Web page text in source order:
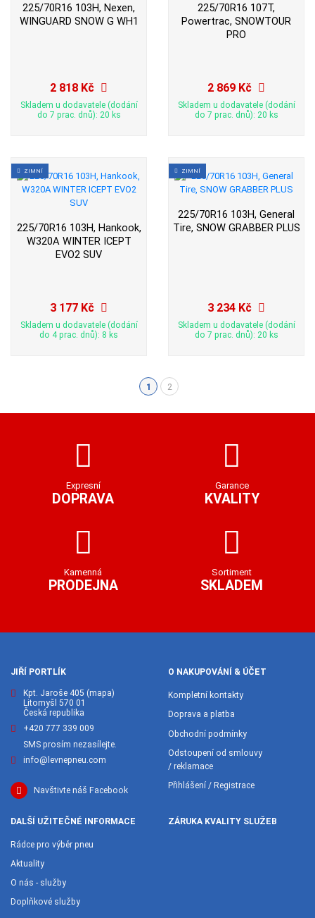
225/70R16 103H, Nexen,
WINGUARD SNOW G WH1
2 818 Kč
Skladem u dodavatele (dodání
do 7 prac. dnů): 20 ks
225/70R16 107T,
Powertrac, SNOWTOUR
PRO
2 869 Kč
Skladem u dodavatele (dodání
do 7 prac. dnů): 20 ks
ZIMNÍ
225/70R16 103H, Hankook,
W320A WINTER ICEPT
EVO2 SUV
3 177 Kč
Skladem u dodavatele (dodání
do 4 prac. dnů): 8 ks
ZIMNÍ
225/70R16 103H, General
Tire, SNOW GRABBER PLUS
3 234 Kč
Skladem u dodavatele (dodání
do 7 prac. dnů): 20 ks
1(aktuální)
2
Expresní
DOPRAVA
Garance
KVALITY
Kamenná
PRODEJNA
Sortiment
SKLADEM
JIŘÍ PORTLÍK
Kpt. Jaroše 405 (mapa)
Litomyšl 570 01
Česká republika
+420 777 339 009
SMS prosím nezasílejte.
info@levnepneu.com
Navštivte náš Facebook
O NAKUPOVÁNÍ & ÚČET
Kompletní kontakty
Doprava a platba
Obchodní podmínky
Odstoupení od smlouvy
/ reklamace
Přihlášení / Registrace
DALŠÍ UŽITEČNÉ INFORMACE
Rádce pro výběr pneu
Aktuality
O nás - služby
Doplňkové služby
ZÁRUKA KVALITY SLUŽEB